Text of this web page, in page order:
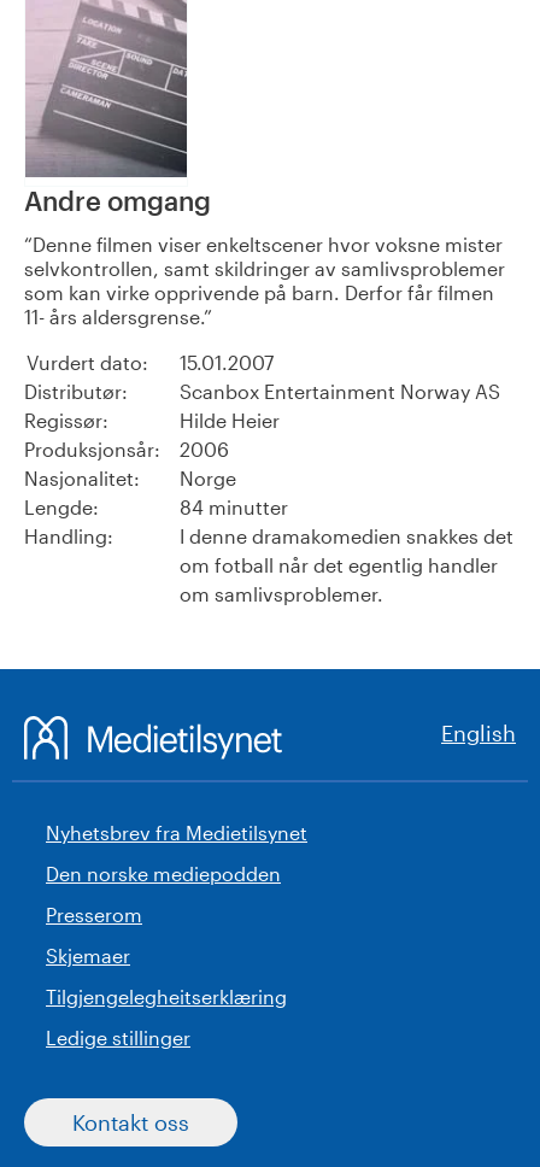
Andre omgang
Denne filmen viser enkeltscener hvor voksne mister
selvkontrollen, samt skildringer av samlivsproblemer
som kan virke opprivende på barn. Derfor får filmen
11- års aldersgrense.
Vurdert dato:
15.01.2007
Distributør:
Scanbox Entertainment Norway AS
Regissør:
Hilde Heier
Produksjonsår:
2006
Nasjonalitet:
Norge
Lengde:
84 minutter
Handling:
I denne dramakomedien snakkes det
om fotball når det egentlig handler
om samlivsproblemer.
English
Nyhetsbrev fra Medietilsynet
Den norske mediepodden
Presserom
Skjemaer
Tilgjengelegheitserklæring
Ledige stillinger
Kontakt oss